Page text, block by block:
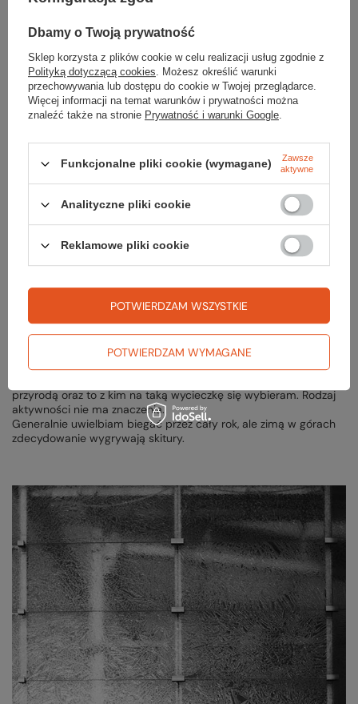
3. Wolisz wycieczkę biegowa czy skitourową??
Pewniej się czuję zbiegając z trudnej tatrzańskiej przełęczy niż
robiąc karkołomny zjazd w wąskim żlebie. Natomiast nie ma dla
mnie znaczenia czy do pokonania jakiegoś szlaku używam butów
przyrodą oraz to z kim na taką wycieczkę się wybieram. Rodzaj
aktywności nie ma znaczenia.
Generalnie uwielbiam biegać przez cały rok, ale zimą w górach
zdecydowanie wygrywają skitury.
Dbamy o Twoją prywatność
Sklep korzysta z plików cookie w celu realizacji usług zgodnie z
Polityką dotyczącą cookies. Możesz określić warunki
przechowywania lub dostępu do cookie w Twojej przeglądarce.
Więcej informacji na temat warunków i prywatności można
znaleźć także na stronie Prywatność i warunki Google.
Funkcjonalne pliki cookie (wymagane)
Zawsze
aktywne
Analityczne pliki cookie
Reklamowe pliki cookie
POTWIERDZAM WYMAGANE
POTWIERDZAM WSZYSTKIE